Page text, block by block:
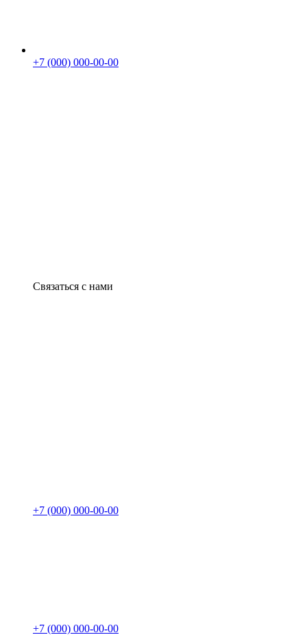
+7 (000) 000-00-00
Связаться с нами
+7 (000) 000-00-00
+7 (000) 000-00-00